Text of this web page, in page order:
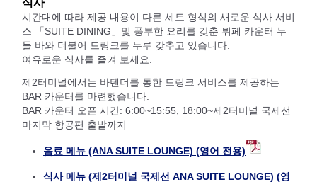
시간대에 따라 제공 내용이 다른 세트 형식의 새로운 식사 서비
스 「SUITE DINING」및 풍부한 요리를 갖춘 뷔페 카운터 누
들 바와 더불어 드링크를 두루 갖추고 있습니다.
여유로운 식사를 즐겨 보세요.
제2터미널에서는 바텐더를 통한 드링크 서비스를 제공하는
BAR 카운터를 마련했습니다.
BAR 카운터 오픈 시간: 6:00~15:55, 18:00~제2터미널 국제선
마지막 항공편 출발까지
음료 메뉴 (ANA SUITE LOUNGE) (영어 전용)
식사 메뉴 (제2터미널 국제선 ANA SUITE LOUNGE) (영